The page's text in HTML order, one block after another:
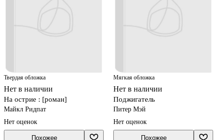
Твердая обложка
Нет в наличии
На острие : [роман]
Майкл Ридпат
Нет оценок
Похожее
Мягкая обложка
Нет в наличии
Поджигатель
Питер Мэй
Нет оценок
Похожее